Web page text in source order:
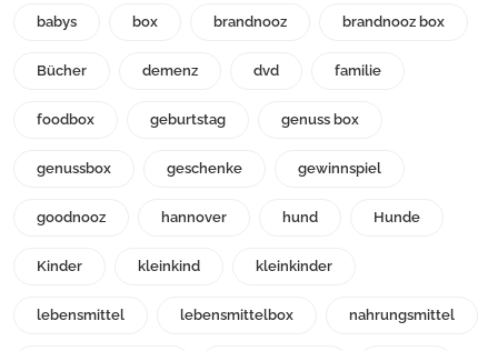
babys box brandnooz brandnooz box
Bücher demenz dvd familie
foodbox geburtstag genuss box
genussbox geschenke gewinnspiel
goodnooz hannover hund Hunde
Kinder kleinkind kleinkinder
lebensmittel lebensmittelbox nahrungsmittel